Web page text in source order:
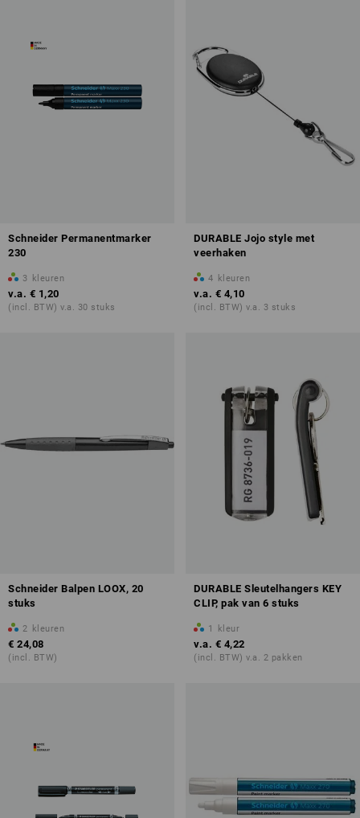
Schneider Permanentmarker
230
3 kleuren
v.a. € 1,20
(incl. BTW) v.a. 30 stuks
DURABLE Jojo style met
veerhaken
4 kleuren
v.a. € 4,10
(incl. BTW) v.a. 3 stuks
Schneider Balpen LOOX, 20
stuks
2 kleuren
€ 24,08
(incl. BTW)
DURABLE Sleutelhangers KEY
CLIP, pak van 6 stuks
1 kleur
v.a. € 4,22
(incl. BTW) v.a. 2 pakken